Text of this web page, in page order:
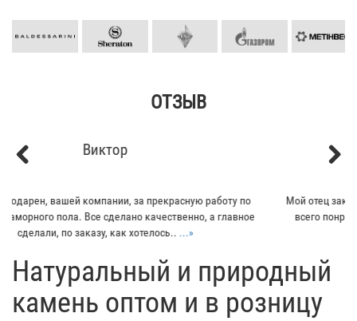
ОТЗЫВ
Мой отец заказывал плитку из гранита для своего дома. Больше
всего понравилось - индивидуальный подход к клиенту. Отец
остался очень доволен...
​Натуральный и природный
камень оптом и в розницу